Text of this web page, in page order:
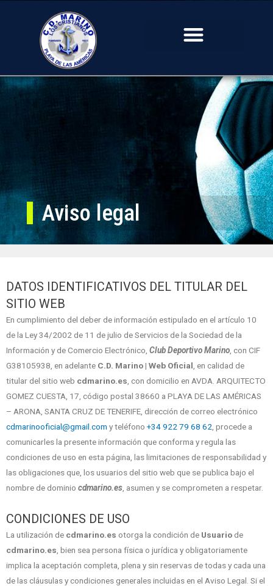
Aviso legal
DATOS IDENTIFICATIVOS DEL TITULAR DEL
SITIO WEB
En cumplimiento del deber de información estipulado en el artículo 10
de la Ley 34/2002 de 11 de julio de Servicios de la Sociedad de la
Información y de Comercio Electrónico, Club Deportivo Marino , con CIF
G38105938, en adelante C.D. Marino | Web Oficial , en calidad de
titular del sitio web cdmarino.es , con domicilio en AVDA. ARQUITECTO
GOMEZ CUESTA, 17, código postal 38660 a PLAYA DE LAS AMÉRICAS
– ARONA, SANTA CRUZ DE TENERIFE, dirección de correo electrónico
cdmarinooficial@gmail.com y teléfono +34 922 79 68 62 , procede a
comunicarles la presente información que conforma y regula las
condiciones de uso en esta página, las limitaciones de responsabilidad y
las obligaciones que, los usuarios del sitio web que se publica bajo el
nombre de dominio cdmarino.es , asumen y se comprometen a respetar.
CONDICIONES DE USO
La utilización de cdmarino.es otorga la condición de Usuariode
cdmarino.es , bien sea persona física o jurídica y obligatoriamente
implica la aceptación completa, plena y sin reservas de todas y cada una
de las cláusulas y condiciones generales incluidas en el Aviso Legal. Si el